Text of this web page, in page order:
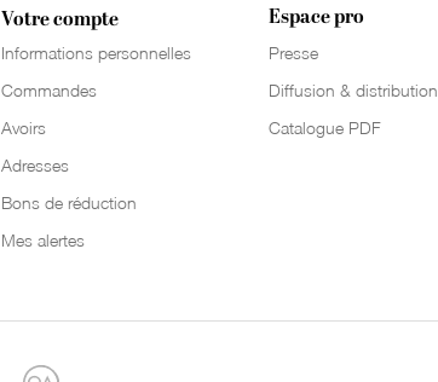
Votre compte
Informations personnelles
Commandes
Avoirs
Adresses
Bons de réduction
Mes alertes
Espace pro
Presse
Diffusion & distribution
Catalogue PDF